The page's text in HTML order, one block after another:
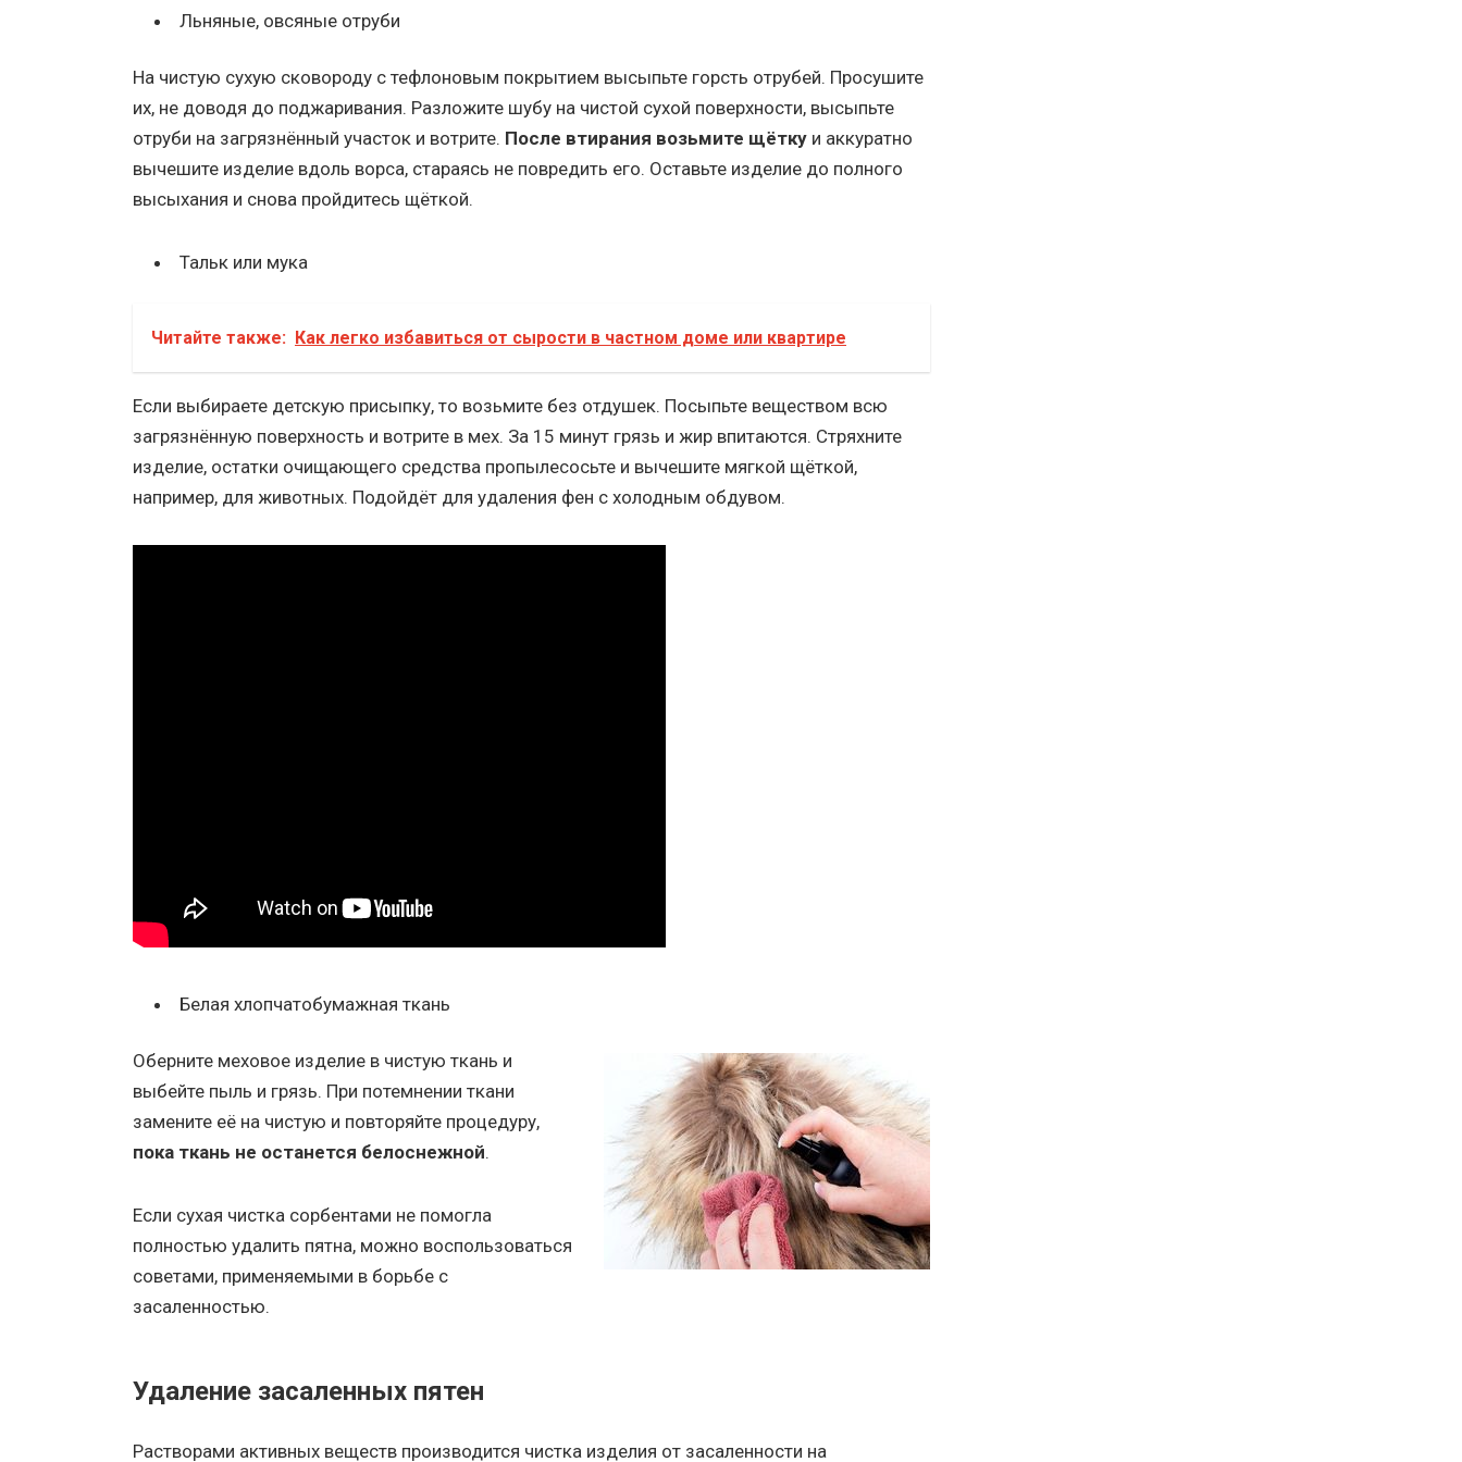
Льняные, овсяные отруби
На чистую сухую сковороду с тефлоновым покрытием высыпьте горсть отрубей. Просушите
их, не доводя до поджаривания. Разложите шубу на чистой сухой поверхности, высыпьте
отруби на загрязнённый участок и вотрите. После втирания возьмите щётку и аккуратно
вычешите изделие вдоль ворса, стараясь не повредить его. Оставьте изделие до полного
высыхания и снова пройдитесь щёткой.
Тальк или мука
Читайте также: Как легко избавиться от сырости в частном доме или квартире
Если выбираете детскую присыпку, то возьмите без отдушек. Посыпьте веществом всю
загрязнённую поверхность и вотрите в мех. За 15 минут грязь и жир впитаются. Стряхните
изделие, остатки очищающего средства пропылесосьте и вычешите мягкой щёткой,
например, для животных. Подойдёт для удаления фен с холодным обдувом.
Белая хлопчатобумажная ткань
Оберните меховое изделие в чистую ткань и
выбейте пыль и грязь. При потемнении ткани
замените её на чистую и повторяйте процедуру,
пока ткань не останется белоснежной.
Если сухая чистка сорбентами не помогла
полностью удалить пятна, можно воспользоваться
советами, применяемыми в борьбе с
засаленностью.
Удаление засаленных пятен
Растворами активных веществ производится чистка изделия от засаленности на